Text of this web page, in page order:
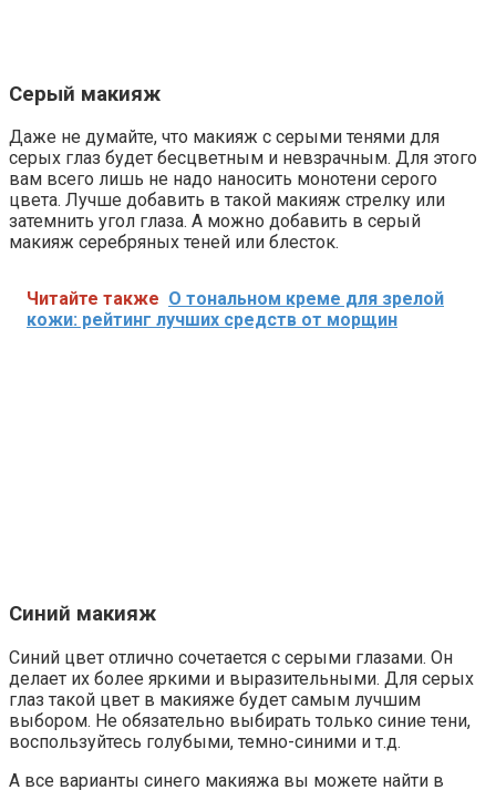
Серый макияж
Даже не думайте, что макияж с серыми тенями для
серых глаз будет бесцветным и невзрачным. Для этого
вам всего лишь не надо наносить монотени серого
цвета. Лучше добавить в такой макияж стрелку или
затемнить угол глаза. А можно добавить в серый
макияж серебряных теней или блесток.
Читайте также О тональном креме для зрелой
кожи: рейтинг лучших средств от морщин
Синий макияж
Синий цвет отлично сочетается с серыми глазами. Он
делает их более яркими и выразительными. Для серых
глаз такой цвет в макияже будет самым лучшим
выбором. Не обязательно выбирать только синие тени,
воспользуйтесь голубыми, темно-синими и т.д.
А все варианты синего макияжа вы можете найти в